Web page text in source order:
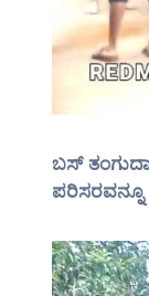
ಬಸ್
ಪರಿಸರವನ್ನೂ